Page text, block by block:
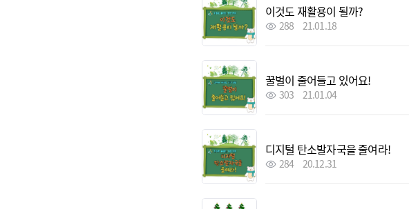
이것도 재활용이 될까?
288 21.01.18
꿀벌이 줄어들고 있어요!
303 21.01.04
디지털 탄소발자국을 줄여라!
284 20.12.31